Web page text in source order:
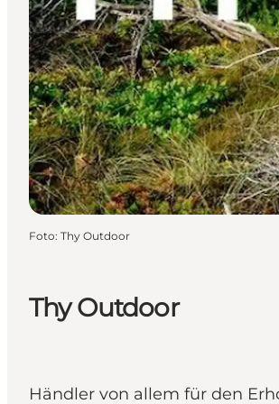
Thy Outdoor
Händler von allem für den
Foto: Thy Outdoor